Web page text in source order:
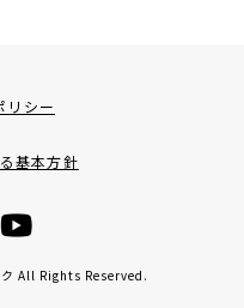
リシー
基本方針
All Rights Reserved.